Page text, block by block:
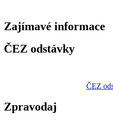
Zajímavé informace
ČEZ odstávky
ČEZ
Zpravodaj